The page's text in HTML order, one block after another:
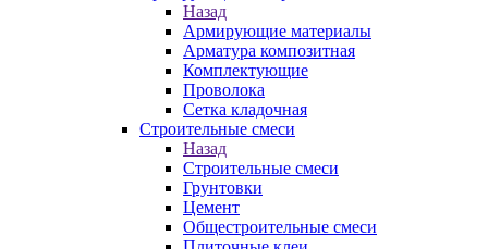
Назад
Армирующие материалы
Арматура композитная
Комплектующие
Проволока
Сетка кладочная
Строительные смеси
Назад
Строительные смеси
Грунтовки
Цемент
Общестроительные смеси